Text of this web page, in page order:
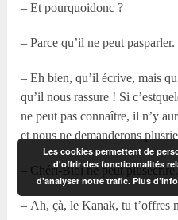
– Et pourquoidonc ?
– Parce qu’il ne peut pasparler.
– Eh bien, qu’il écrive, mais
qu’il nous rassure ! Si
ne peut pas connaître, il n’y
et nous ne demanderons
– Chéri-Bibi ne peut plusécrire.
– Ah, çà, le Kanak, tu t’offres
Les cookies permettent de
d'offrir des fonctionnalités
d'analyser notre trafic.Plus